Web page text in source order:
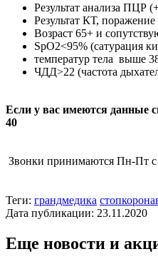
Результат анализа ПЦР
Результат КТ,
Возраст 65+ и
SpO2<95% (сатурация
температур тела выше
ЧДД>22 (частота
Если у вас имеются данные
40
Звонки принимаются Пн-Пт с
Теги: грандмедика
Дата публикации: 23.11.2020
Еще новости и